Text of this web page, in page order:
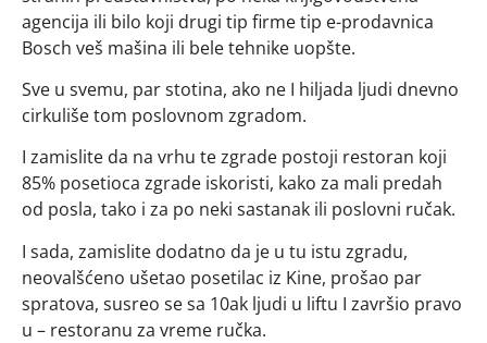
agencija ili bilo koji drugi tip firme tip e-prodavnica
Bosch veš mašina ili bele tehnike uopšte.
Sve u svemu, par stotina, ako ne I hiljada ljudi dnevno
cirkuliše tom poslovnom zgradom.
I zamislite da na vrhu te zgrade postoji restoran koji
85% posetioca zgrade iskoristi, kako za mali predah
od posla, tako i za po neki sastanak ili poslovni ručak.
I sada, zamislite dodatno da je u tu istu zgradu,
neovalšćeno ušetao posetilac iz Kine, prošao par
spratova, susreo se sa 10ak ljudi u liftu I završio pravo
u – restoranu za vreme ručka.